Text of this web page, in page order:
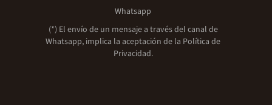
Whatsapp
(*) El envío de un mensaje a través del canal de
Whatsapp, implica la aceptación de la Política de
Privacidad.